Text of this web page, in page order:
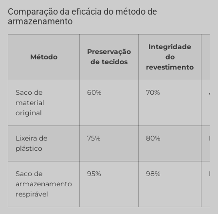
Comparação da eficácia do método de
armazenamento
Método
Preservação
de tecidos
Integridade
do
revestimento
Saco de
material
original
60% 70%
Lixeira de
plástico
75% 80%
Saco de
armazenamento
respirável
95% 98%